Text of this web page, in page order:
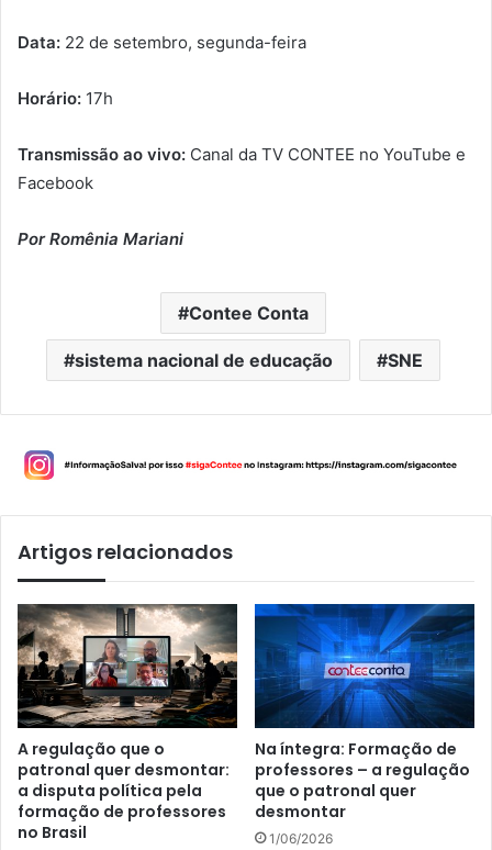
Data: 22 de setembro, segunda-feira
Horário: 17h
Transmissão ao vivo: Canal da TV CONTEE no YouTube e
Facebook
Por Romênia Mariani
Contee Conta
sistema nacional de educação SNE
Artigos relacionados
A regulação que o
patronal quer desmontar:
a disputa política pela
formação de professores
no Brasil
Na íntegra: Formação de
professores – a regulação
que o patronal quer
desmontar
1/06/2026